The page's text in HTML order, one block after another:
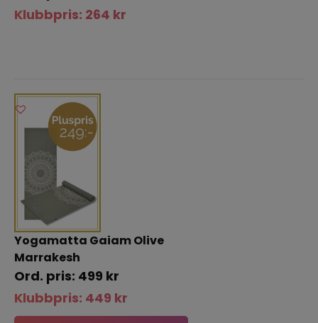
Klubbpris: 264 kr
Yogamatta Gaiam Olive
Marrakesh
499 kr
Klubbpris: 449 kr